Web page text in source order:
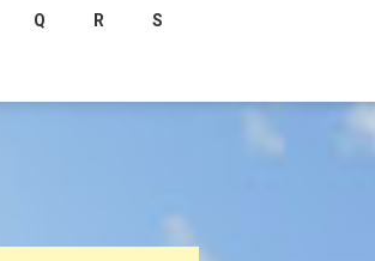
Q R S